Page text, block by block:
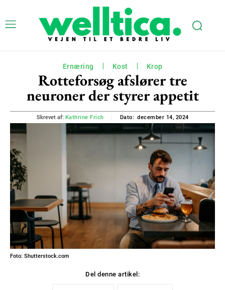
Ernæring Kost Krop
Rotteforsøg afslører tre
neuroner der styrer appetit
Skrevet af: Kathrine Frich Dato: december 14, 2024
Foto: Shutterstock.com
Del denne artikel: